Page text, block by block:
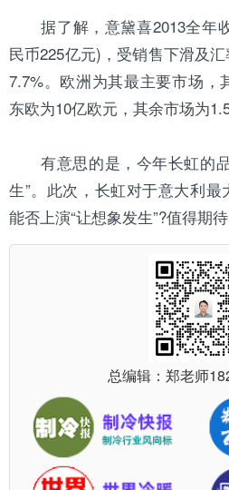
据了解，意黛喜2013全年
民币225亿元)，受销售下滑及
7.7%。欧洲为其最主要市场，
东欧为10亿欧元，其余市场为1.5
有意思的是，今年长虹的品
生”。此次，长虹对于意大利
能否上演“让想象发生”?值得期
总编辑：郑老师